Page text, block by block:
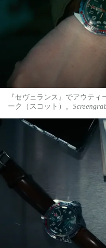
『セヴェランス』でアウテ
ーク（スコット）。